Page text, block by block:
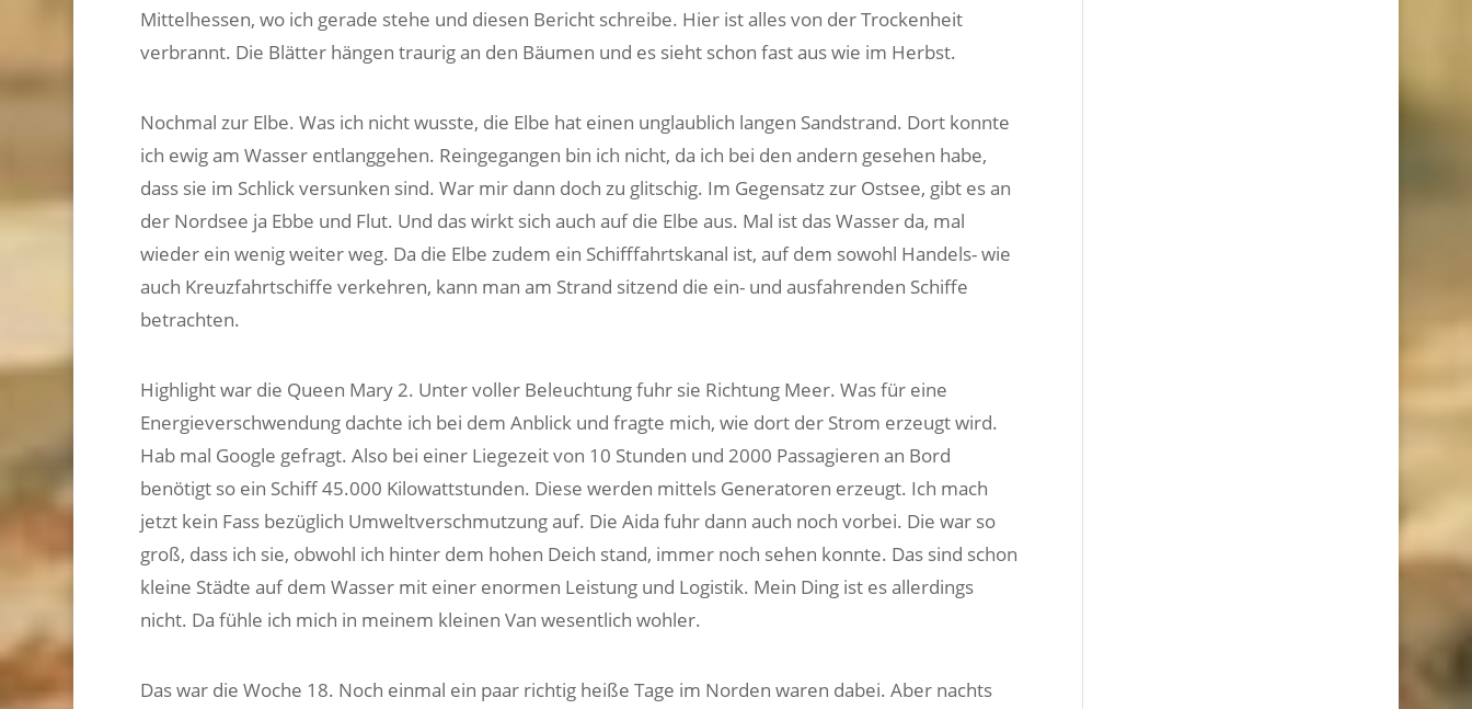
Mittelhessen, wo ich gerade stehe und diesen Bericht schreibe. Hier ist alles von der Trockenheit
verbrannt. Die Blätter hängen traurig an den Bäumen und es sieht schon fast aus wie im Herbst.
Nochmal zur Elbe. Was ich nicht wusste, die Elbe hat einen unglaublich langen Sandstrand. Dort konnte
ich ewig am Wasser entlanggehen. Reingegangen bin ich nicht, da ich bei den andern gesehen habe,
dass sie im Schlick versunken sind. War mir dann doch zu glitschig. Im Gegensatz zur Ostsee, gibt es an
der Nordsee ja Ebbe und Flut. Und das wirkt sich auch auf die Elbe aus. Mal ist das Wasser da, mal
wieder ein wenig weiter weg. Da die Elbe zudem ein Schifffahrtskanal ist, auf dem sowohl Handels- wie
auch Kreuzfahrtschiffe verkehren, kann man am Strand sitzend die ein- und ausfahrenden Schiffe
betrachten.
Highlight war die Queen Mary 2. Unter voller Beleuchtung fuhr sie Richtung Meer. Was für eine
Energieverschwendung dachte ich bei dem Anblick und fragte mich, wie dort der Strom erzeugt wird.
Hab mal Google gefragt. Also bei einer Liegezeit von 10 Stunden und 2000 Passagieren an Bord
benötigt so ein Schiff 45.000 Kilowattstunden. Diese werden mittels Generatoren erzeugt. Ich mach
jetzt kein Fass bezüglich Umweltverschmutzung auf. Die Aida fuhr dann auch noch vorbei. Die war so
groß, dass ich sie, obwohl ich hinter dem hohen Deich stand, immer noch sehen konnte. Das sind schon
kleine Städte auf dem Wasser mit einer enormen Leistung und Logistik. Mein Ding ist es allerdings
nicht. Da fühle ich mich in meinem kleinen Van wesentlich wohler.
Das war die Woche 18. Noch einmal ein paar richtig heiße Tage im Norden waren dabei. Aber nachts